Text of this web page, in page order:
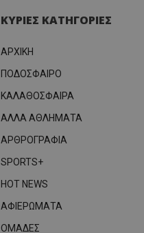
ΚΥΡΙΕΣ ΚΑΤΗΓΟΡΙΕΣ
ΑΡΧΙΚΗ
ΠΟΔΟΣΦΑΙΡΟ
ΚΑΛΑΘΟΣΦΑΙΡΑ
ΑΛΛΑ ΑΘΛΗΜΑΤΑ
ΑΡΘΡΟΓΡΑΦΙΑ
SPORTS+
HOT NEWS
ΑΦΙΕΡΩΜΑΤΑ
ΟΜΑΔΕΣ